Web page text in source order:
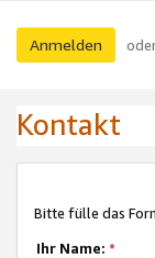
Anmelden
Kontakt
Bitte fülle das
Ihr Name: *